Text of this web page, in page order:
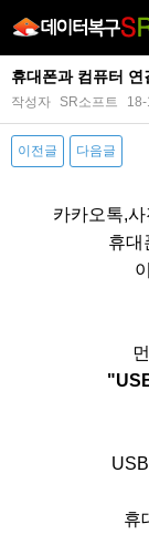
휴대폰과 컴퓨터
작성자 SR소프트
이전글 다음글
카카오톡,
휴대
휴